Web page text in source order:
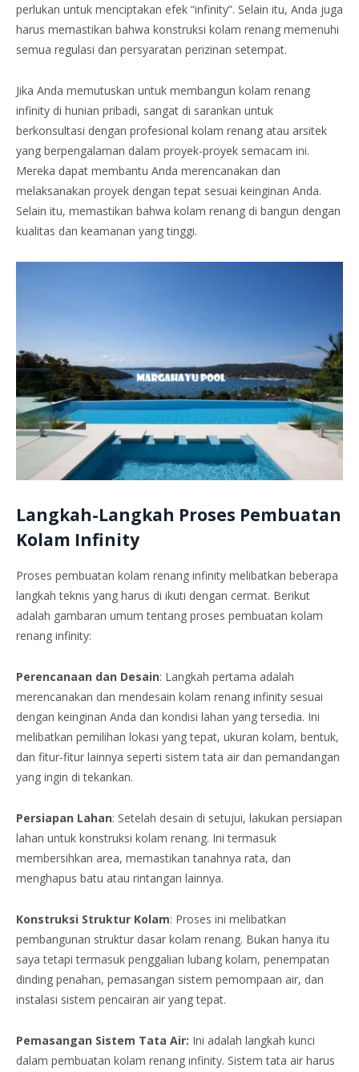
perlukan untuk menciptakan efek “infinity”. Selain itu, Anda juga
harus memastikan bahwa konstruksi kolam renang memenuhi
semua regulasi dan persyaratan perizinan setempat.
Jika Anda memutuskan untuk membangun kolam renang
infinity di hunian pribadi, sangat di sarankan untuk
berkonsultasi dengan profesional kolam renang atau arsitek
yang berpengalaman dalam proyek-proyek semacam ini.
Mereka dapat membantu Anda merencanakan dan
melaksanakan proyek dengan tepat sesuai keinginan Anda.
Selain itu, memastikan bahwa kolam renang di bangun dengan
kualitas dan keamanan yang tinggi.
Langkah-Langkah Proses Pembuatan
Kolam Infinity
Proses pembuatan kolam renang infinity melibatkan beberapa
langkah teknis yang harus di ikuti dengan cermat. Berikut
adalah gambaran umum tentang proses pembuatan kolam
renang infinity:
Perencanaan dan Desain: Langkah pertama adalah
merencanakan dan mendesain kolam renang infinity sesuai
dengan keinginan Anda dan kondisi lahan yang tersedia. Ini
melibatkan pemilihan lokasi yang tepat, ukuran kolam, bentuk,
dan fitur-fitur lainnya seperti sistem tata air dan pemandangan
yang ingin di tekankan.
Persiapan Lahan: Setelah desain di setujui, lakukan persiapan
lahan untuk konstruksi kolam renang. Ini termasuk
membersihkan area, memastikan tanahnya rata, dan
menghapus batu atau rintangan lainnya.
Konstruksi Struktur Kolam: Proses ini melibatkan
pembangunan struktur dasar kolam renang. Bukan hanya itu
saya tetapi termasuk penggalian lubang kolam, penempatan
dinding penahan, pemasangan sistem pemompaan air, dan
instalasi sistem pencairan air yang tepat.
Pemasangan Sistem Tata Air: Ini adalah langkah kunci
dalam pembuatan kolam renang infinity. Sistem tata air harus